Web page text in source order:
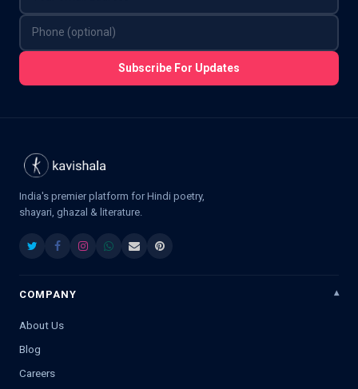
Subscribe For Updates
India's premier platform for Hindi poetry,
shayari, ghazal & literature.
COMPANY
About Us
Blog
Careers